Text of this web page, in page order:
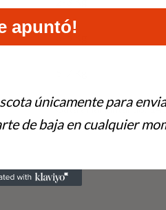
3-5 Kg
Gata amamantando:
apuntó!
únicamente para
de baja en cualquier